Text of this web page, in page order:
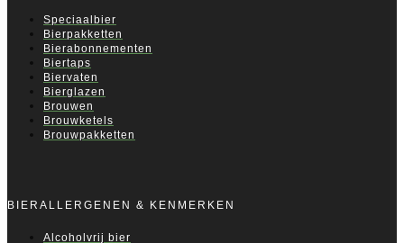
Speciaalbier
Bierpakketten
Bierabonnementen
Biertaps
Biervaten
Bierglazen
Brouwen
Brouwketels
Brouwpakketten
BIERALLERGENEN & KENMERKEN
Alcoholvrij bier